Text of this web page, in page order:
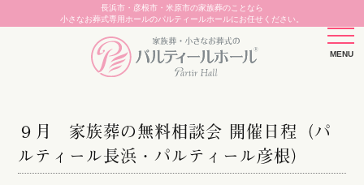
長浜市・彦根市・米原市の家族葬のことなら
小さなお葬式専用ホールのパルティールホールにお任せください。
９月 家族葬の無料相談会 開催日程（パ
ルティール長浜・パルティール彦根）